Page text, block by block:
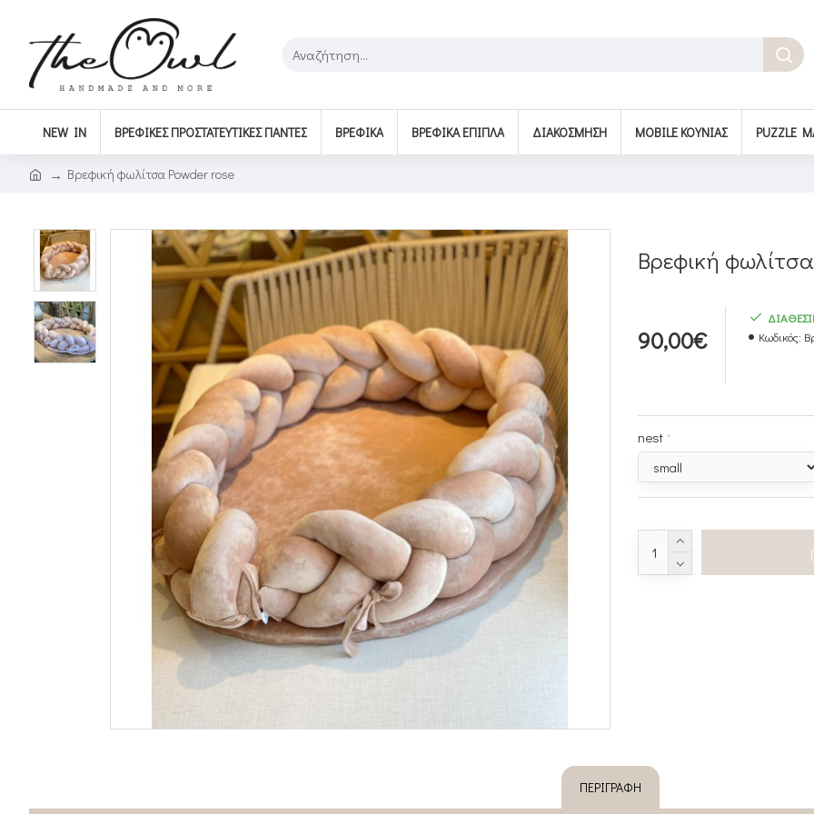
NEW IN ΒΡΕΦΙΚΈΣ ΠΡΟΣΤΑΤΕΥΤΙΚΈΣ ΠΆΝΤΕΣ ΒΡΕΦΙΚΆ BΡΕΦΙΚΆ ΈΠΙΠΛΑ ΔΙΑΚΌΣΜΗΣΗ MOBILE ΚΟΎΝΙΑΣ PUZZLE
Βρεφική φωλίτσα Powder rose
Βρεφική
90,00€
Κωδικός:
nest
ΠΕΡΙΓΡΑΦΉ